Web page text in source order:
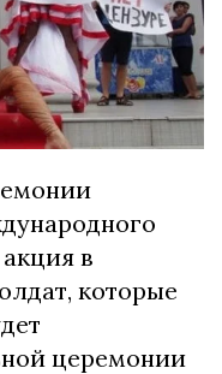
в
которые
церемонии